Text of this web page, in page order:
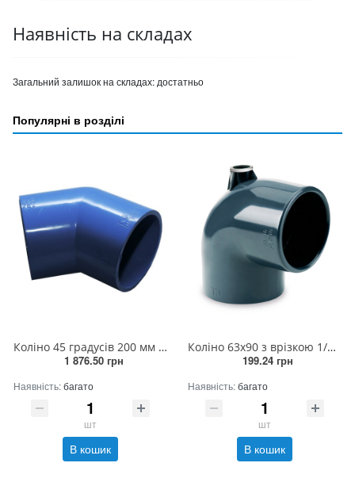
Наявність на складах
Загальний залишок на складах: достатньо
Популярні в розділі
Коліно 45 градусів 200 мм (2штук/ящик)
1 876.50 грн
Наявність:багато
шт
В кошик
Коліно 63х90 з врізкою 1/2 РВ прямо
199.24 грн
Наявність:багато
шт
В кошик